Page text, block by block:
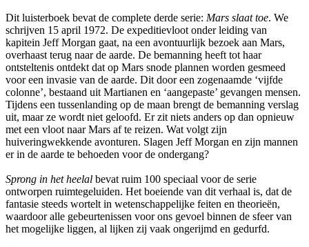
Dit luisterboek bevat de complete derde serie: Mars slaat toe. We
schrijven 15 april 1972. De expeditievloot onder leiding van
kapitein Jeff Morgan gaat, na een avontuurlijk bezoek aan Mars,
overhaast terug naar de aarde. De bemanning heeft tot haar
ontsteltenis ontdekt dat op Mars snode plannen worden gesmeed
voor een invasie van de aarde. Dit door een zogenaamde ‘vijfde
colonne’, bestaand uit Martianen en ‘aangepaste’ gevangen mensen.
Tijdens een tussenlanding op de maan brengt de bemanning verslag
uit, maar ze wordt niet geloofd. Er zit niets anders op dan opnieuw
met een vloot naar Mars af te reizen. Wat volgt zijn
huiveringwekkende avonturen. Slagen Jeff Morgan en zijn mannen
er in de aarde te behoeden voor de ondergang?
Sprong in het heelal bevat ruim 100 speciaal voor de serie
ontworpen ruimtegeluiden. Het boeiende van dit verhaal is, dat de
fantasie steeds wortelt in wetenschappelijke feiten en theorieën,
waardoor alle gebeurtenissen voor ons gevoel binnen de sfeer van
het mogelijke liggen, al lijken zij vaak ongerijmd en gedurfd.